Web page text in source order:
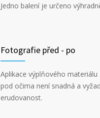
Jedno balení je určeno
Fotografie před - po
Aplikace výplňového
pod očima není snadná a
erudovanost.